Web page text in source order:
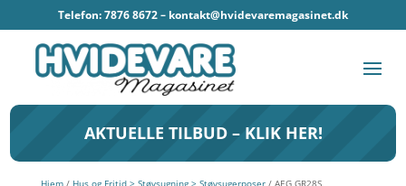
Telefon: 7876 8672 – kontakt@hvidevaremagasinet.dk
AKTUELLE TILBUD – KLIK HER!
Hjem/ Hus og Fritid > Støvsugning > Støvsugerposer/ AEG GR28S